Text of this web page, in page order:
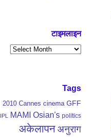
टाइमलाइन
Tags
2010 Cannes cinema GFF
IPL MAMI Osian's politics
अकेलापनअनुराग